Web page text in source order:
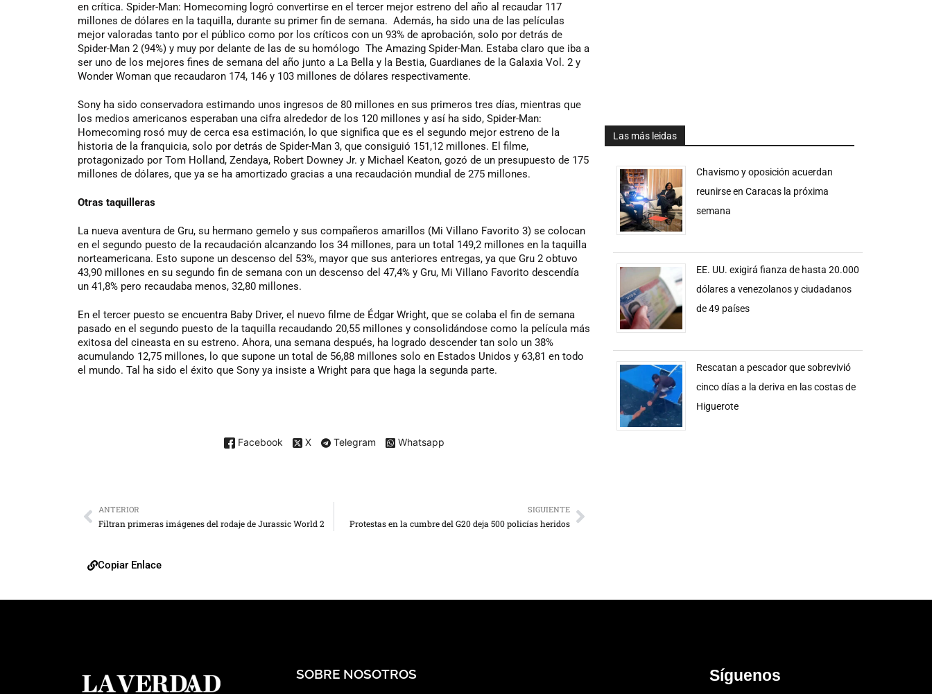
en crítica. Spider-Man: Homecoming logró convertirse en el tercer mejor estreno del año al recaudar 117
millones de dólares en la taquilla, durante su primer fin de semana. Además, ha sido una de las películas
mejor valoradas tanto por el público como por los críticos con un 93% de aprobación, solo por detrás de
Spider-Man 2 (94%) y muy por delante de las de su homólogo The Amazing Spider-Man. Estaba claro que iba a
ser uno de los mejores fines de semana del año junto a La Bella y la Bestia, Guardianes de la Galaxia Vol. 2 y
Wonder Woman que recaudaron 174, 146 y 103 millones de dólares respectivamente.
Sony ha sido conservadora estimando unos ingresos de 80 millones en sus primeros tres días, mientras que
los medios americanos esperaban una cifra alrededor de los 120 millones y así ha sido, Spider-Man:
Homecoming rosó muy de cerca esa estimación, lo que significa que es el segundo mejor estreno de la
historia de la franquicia, solo por detrás de Spider-Man 3, que consiguió 151,12 millones. El filme,
protagonizado por Tom Holland, Zendaya, Robert Downey Jr. y Michael Keaton, gozó de un presupuesto de 175
millones de dólares, que ya se ha amortizado gracias a una recaudación mundial de 275 millones.
Otras taquilleras
La nueva aventura de Gru, su hermano gemelo y sus compañeros amarillos (Mi Villano Favorito 3) se colocan
en el segundo puesto de la recaudación alcanzando los 34 millones, para un total 149,2 millones en la taquilla
norteamericana. Esto supone un descenso del 53%, mayor que sus anteriores entregas, ya que Gru 2 obtuvo
43,90 millones en su segundo fin de semana con un descenso del 47,4% y Gru, Mi Villano Favorito descendía
un 41,8% pero recaudaba menos, 32,80 millones.
En el tercer puesto se encuentra Baby Driver, el nuevo filme de Édgar Wright, que se colaba el fin de semana
pasado en el segundo puesto de la taquilla recaudando 20,55 millones y consolidándose como la película más
exitosa del cineasta en su estreno. Ahora, una semana después, ha logrado descender tan solo un 38%
acumulando 12,75 millones, lo que supone un total de 56,88 millones solo en Estados Unidos y 63,81 en todo
el mundo. Tal ha sido el éxito que Sony ya insiste a Wright para que haga la segunda parte.
Facebook X Telegram Whatsapp
Las más leidas
Chavismo y oposición acuerdan
reunirse en Caracas la próxima
semana
EE. UU. exigirá fianza de hasta 20.000
dólares a venezolanos y ciudadanos
de 49 países
Rescatan a pescador que sobrevivió
cinco días a la deriva en las costas de
Higuerote
ANTERIOR
Filtran primeras imágenes del rodaje de Jurassic World 2
SIGUIENTE
Protestas en la cumbre del G20 deja 500 policías heridos
Copiar Enlace
SOBRE NOSOTROS Síguenos